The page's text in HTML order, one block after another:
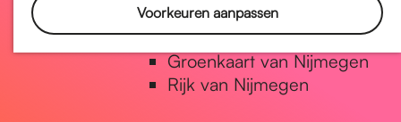
Voorkeuren aanpassen
Natuur in Nijmegen
Groenkaart van Nijmegen
Rijk van Nijmegen